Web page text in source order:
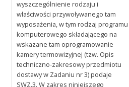
wyszczególnienie rodzaju i
właściwości przywoływanego tam
wyposażenia, w tym rodzaj programu
komputerowego składającego na
wskazane tam oprogramowanie
kamery termowizyjnej (tzw. Opis
techniczno-zakresowy przedmiotu
dostawy w Zadaniu nr 3) podaje
SWZ.3. W zakres niniejszego